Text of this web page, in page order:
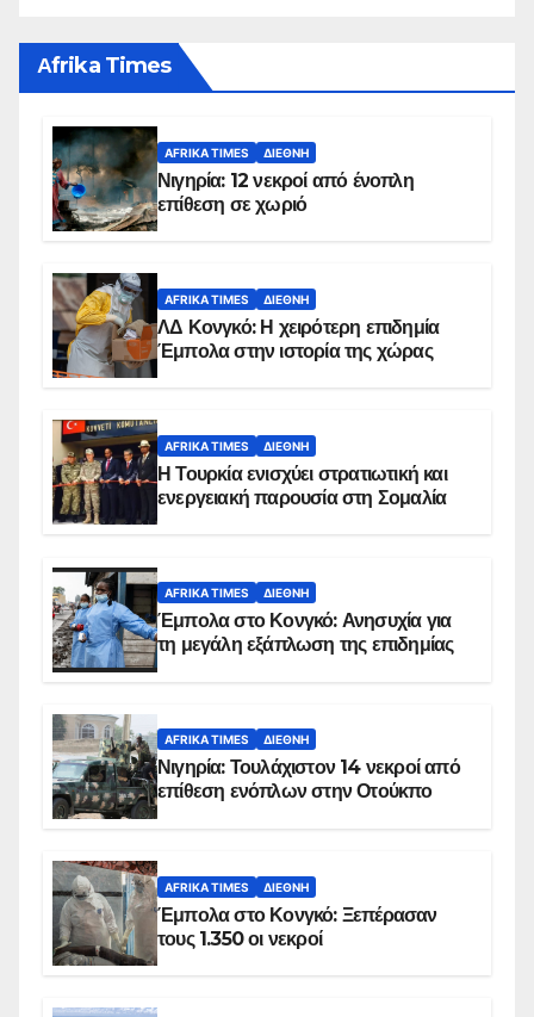
Αfrika Times
AFRIKA TIMES ΔΙΕΘΝΉ
Νιγηρία: 12 νεκροί από ένοπλη
επίθεση σε χωριό
AFRIKA TIMES ΔΙΕΘΝΉ
ΛΔ Κονγκό: Η χειρότερη επιδημία
Έμπολα στην ιστορία της χώρας
AFRIKA TIMES ΔΙΕΘΝΉ
Η Τουρκία ενισχύει στρατιωτική και
ενεργειακή παρουσία στη Σομαλία
AFRIKA TIMES ΔΙΕΘΝΉ
Έμπολα στο Κονγκό: Ανησυχία για
τη μεγάλη εξάπλωση της επιδημίας
AFRIKA TIMES ΔΙΕΘΝΉ
Νιγηρία: Τουλάχιστον 14 νεκροί από
επίθεση ενόπλων στην Οτούκπο
AFRIKA TIMES ΔΙΕΘΝΉ
Έμπολα στο Κονγκό: Ξεπέρασαν
τους 1.350 οι νεκροί